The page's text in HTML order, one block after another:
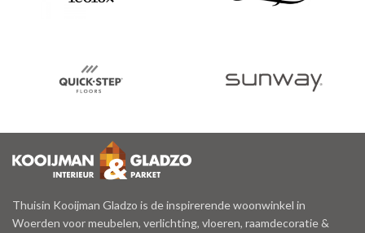
Thuisin Kooijman Gladzo is de inspirerende woonwinkel in
Woerden voor meubelen, verlichting, vloeren, raamdecoratie &